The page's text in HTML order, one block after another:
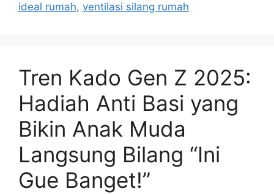
s
ideal rumah, ventilasi silang rumah
Tren Kado Gen Z 2025:
Hadiah Anti Basi yang
Bikin Anak Muda
Langsung Bilang “Ini
Gue Banget!”